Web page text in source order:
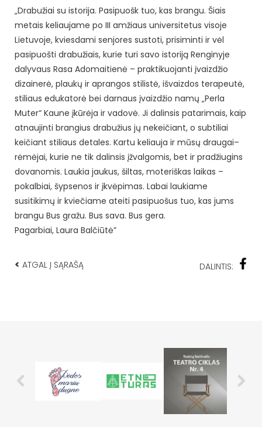
„Drabužiai su istorija. Pasipuošk tuo, kas brangu. Šiais
metais keliaujame po III amžiaus universitetus visoje
Lietuvoje, kviesdami senjores sustoti, prisiminti ir vėl
pasipuošti drabužiais, kurie turi savo istoriją Renginyje
dalyvaus Rasa Adomaitienė – praktikuojanti įvaizdžio
dizainerė, plaukų ir aprangos stilistė, išvaizdos terapeutė,
stiliaus edukatorė bei darnaus įvaizdžio namų „Perla
Muter“ Kaune įkūrėja ir vadovė. Ji dalinsis patarimais, kaip
atnaujinti brangius drabužius jų nekeičiant, o subtiliai
keičiant stiliaus detales. Kartu keliauja ir mūsų draugai–
rėmėjai, kurie ne tik dalinsis įžvalgomis, bet ir pradžiugins
dovanomis. Laukia jaukus, šiltas, moteriškas laikas –
pokalbiai, šypsenos ir įkvėpimas. Labai laukiame
susitikimų ir kviečiame ateiti pasipuošus tuo, kas jums
brangu Bus gražu. Bus sava. Bus gera.
Pagarbiai, Laura Balčiūtė”
< ATGAL Į SĄRAŠĄ DALINTIS: